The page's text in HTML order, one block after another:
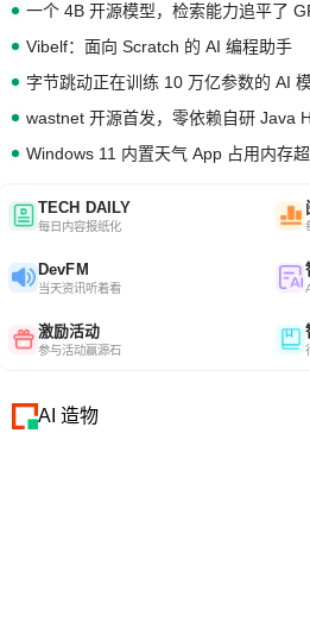
一个 4B 开源模型，检索能力追平了
Vibelf：面向 Scratch 的 AI 编程助手
字节跳动正在训练 10 万亿参数的 AI
Windows 11 内置天气 App 占用内存
TECH DAILY
每日内容报纸化
DevFM
当天资讯听着看
激励活动
参与活动赢源石
AI 造物